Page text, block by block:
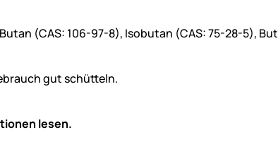
(CAS: 106-97-8), Isobutan (CAS: 75-28-5),
gut schütteln.
lesen.